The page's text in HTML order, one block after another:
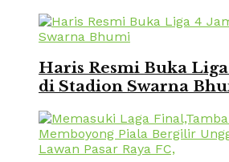
Haris Resmi Buka
di Stadion Swarna